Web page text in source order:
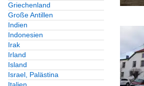
Griechenland
Große Antillen
Indien
Indonesien
Irak
Irland
Island
Israel, Palästina